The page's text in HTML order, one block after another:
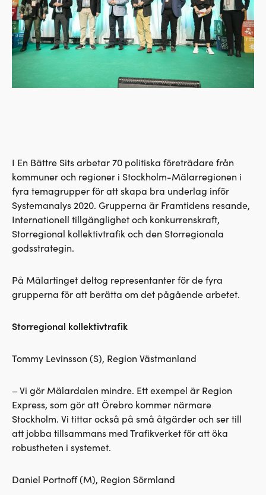
I En Bättre Sits arbetar 70 politiska företrädare från
kommuner och regioner i Stockholm-Mälarregionen i
fyra temagrupper för att skapa bra underlag inför
Systemanalys 2020. Grupperna är Framtidens resande,
Internationell tillgänglighet och konkurrenskraft,
Storregional kollektivtrafik och den Storregionala
godsstrategin.
På Mälartinget deltog representanter för de fyra
grupperna för att berätta om det pågående arbetet.
Storregional kollektivtrafik
Tommy Levinsson (S), Region Västmanland
– Vi gör Mälardalen mindre. Ett exempel är Region
Express, som gör att Örebro kommer närmare
Stockholm. Vi tittar också på små åtgärder och ser till
att jobba tillsammans med Trafikverket för att öka
robustheten i systemet.
Daniel Portnoff (M), Region Sörmland